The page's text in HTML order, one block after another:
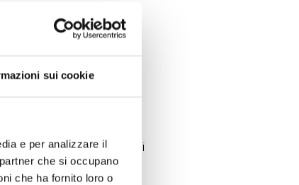
sui cookie
e per analizzare il
che si occupano
che ha fornito loro o
s.r.l., attraverso la
dell’ospitalità e,
nella corretta
nell’applicazione di